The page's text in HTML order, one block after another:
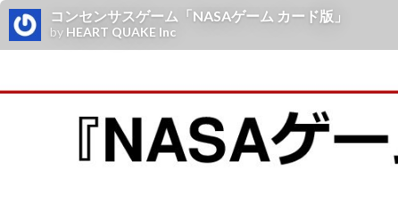
コンセンサスゲーム「NASAゲーム カード版」
by HEART QUAKE Inc